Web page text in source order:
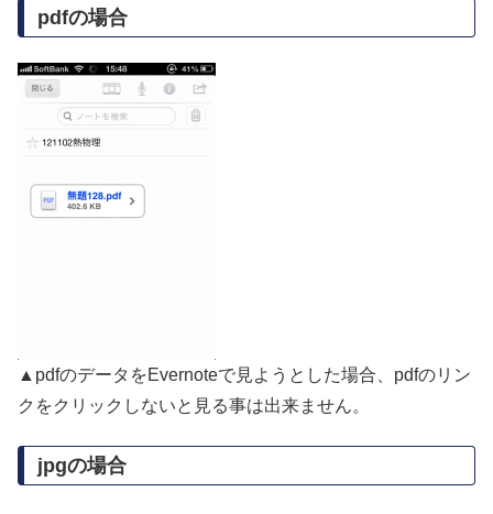
pdfの場合
▲pdfのデータをEvernoteで見ようとした場合、pdfのリン
クをクリックしないと見る事は出来ません。
jpgの場合